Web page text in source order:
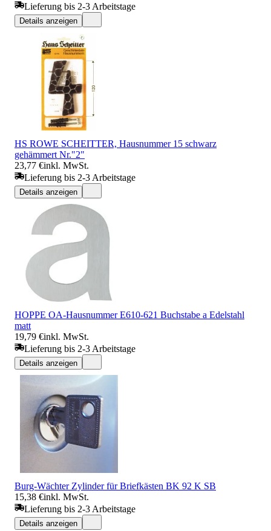
Lieferung bis 2-3 Arbeitstage
Details anzeigen
HS ROWE SCHEITTER, Hausnummer 15 schwarz
gehämmert Nr."2"
23,77 €inkl. MwSt.
Lieferung bis 2-3 Arbeitstage
Details anzeigen
HOPPE OA-Hausnummer E610-621 Buchstabe a Edelstahl
matt
19,79 €inkl. MwSt.
Lieferung bis 2-3 Arbeitstage
Details anzeigen
Burg-Wächter Zylinder für Briefkästen BK 92 K SB
15,38 €inkl. MwSt.
Lieferung bis 2-3 Arbeitstage
Details anzeigen